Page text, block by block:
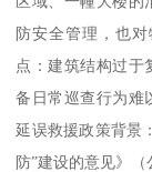
防安全管理，也
点：建筑结构过于
备日常巡查行为难
延误救援政策背景
防”建设的意见》（